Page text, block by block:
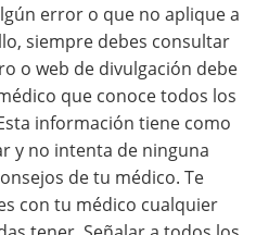
error o que no aplique a
siempre debes consultar
o web de divulgación debe
que conoce todos los
información tiene como
y no intenta de ninguna
de tu médico. Te
con tu médico cualquier